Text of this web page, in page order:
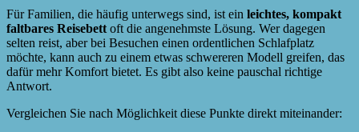
Für Familien, die häufig unterwegs sind, ist ein leichtes, kompakt
faltbares Reisebett oft die angenehmste Lösung. Wer dagegen
selten reist, aber bei Besuchen einen ordentlichen Schlafplatz
möchte, kann auch zu einem etwas schwereren Modell greifen, das
dafür mehr Komfort bietet. Es gibt also keine pauschal richtige
Antwort.
Vergleichen Sie nach Möglichkeit diese Punkte direkt miteinander: